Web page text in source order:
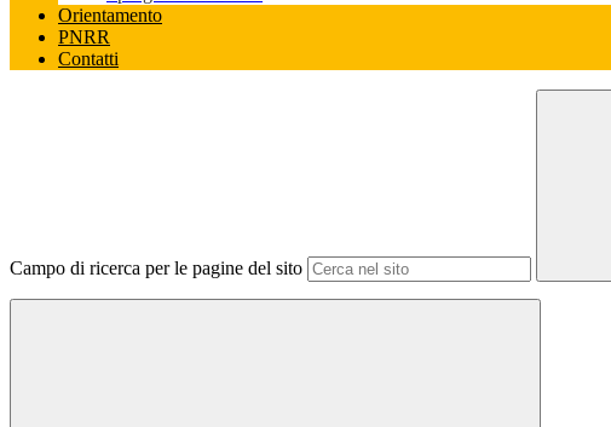
Orientamento
PNRR
Contatti
Campo di ricerca per le pagine del sito